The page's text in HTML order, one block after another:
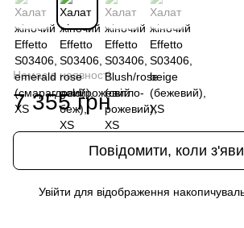
Немає в наявності
7 355 грн
Повідомити, коли
Увійти для відображення